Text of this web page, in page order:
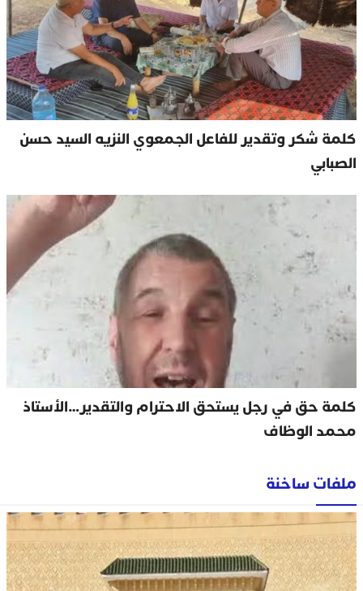
كلمة شكر وتقدير للفاعل الجمعوي النزيه السيد حسن
الصبابي
كلمة حق في رجل يستحق الاحترام والتقدير…الأستاذ
محمد الوظاف
ملفات ساخنة